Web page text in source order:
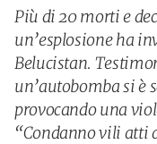
Più di 20 morti e
un’esplosione ha
Belucistan.
un’autobomba si è
provocando una
“Condanno vili atti